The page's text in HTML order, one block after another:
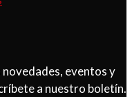
eventos y
a nuestro boletín.